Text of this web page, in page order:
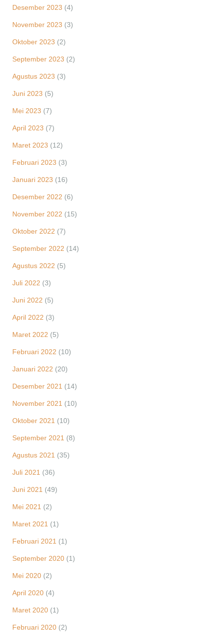
Desember 2023 (4)
November 2023 (3)
Oktober 2023 (2)
September 2023 (2)
Agustus 2023 (3)
Juni 2023 (5)
Mei 2023 (7)
April 2023 (7)
Maret 2023 (12)
Februari 2023 (3)
Januari 2023 (16)
Desember 2022 (6)
November 2022 (15)
Oktober 2022 (7)
September 2022 (14)
Agustus 2022 (5)
Juli 2022 (3)
Juni 2022 (5)
April 2022 (3)
Maret 2022 (5)
Februari 2022 (10)
Januari 2022 (20)
Desember 2021 (14)
November 2021 (10)
Oktober 2021 (10)
September 2021 (8)
Agustus 2021 (35)
Juli 2021 (36)
Juni 2021 (49)
Mei 2021 (2)
Maret 2021 (1)
Februari 2021 (1)
September 2020 (1)
Mei 2020 (2)
April 2020 (4)
Maret 2020 (1)
Februari 2020 (2)